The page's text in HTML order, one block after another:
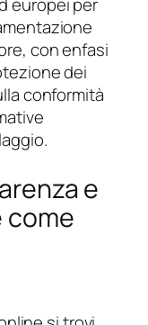
con enfasi
dei
conformità
e
come